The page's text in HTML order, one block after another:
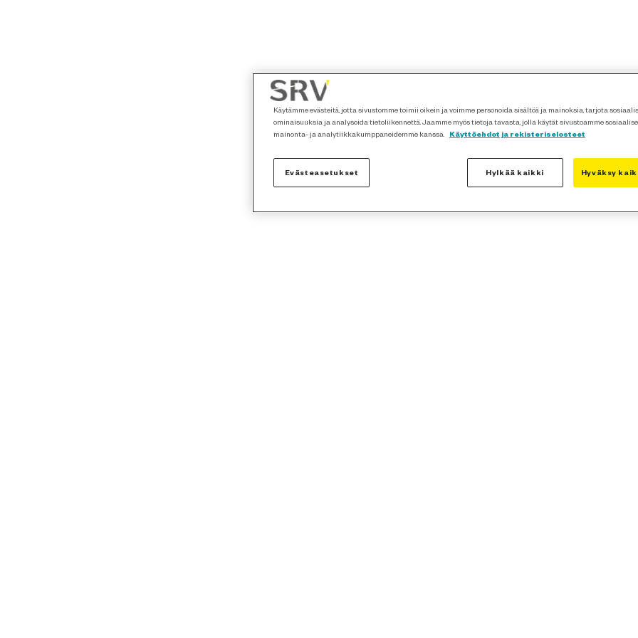
Käytämme evästeitä, jotta sivustomme toimii oikein ja voimme personoida sisältöä ja mainoksia, tarjota
ominaisuuksia ja analysoida tietoliikennettä. Jaamme myös tietoja tavasta, jolla käytät sivustoamme
mainonta- ja analytiikkakumppaneidemme kanssa.
Käyttöehdot ja rekisteriselosteet
Evästeasetukset Hylkää kaikki Hyväksy